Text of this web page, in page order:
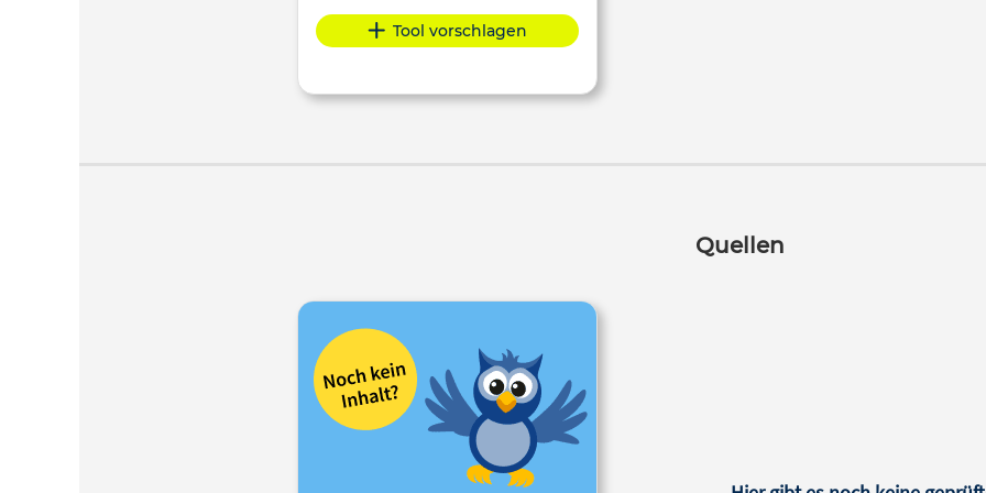
Tool vorschlagen
Quellen